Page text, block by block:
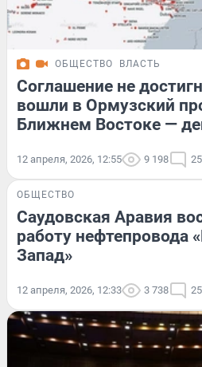
ОБЩЕСТВО ВЛАСТЬ
Соглашение не
вошли в Ормузский
Ближнем Востоке —
12 апреля, 2026, 12:55 9 198 25
ОБЩЕСТВО
Саудовская Аравия
работу нефтепровода
Запад»
12 апреля, 2026, 12:33 3 738 25